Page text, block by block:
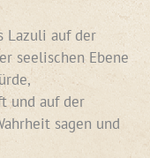
Lazuli auf der
seelischen Ebene
und auf der
sagen und